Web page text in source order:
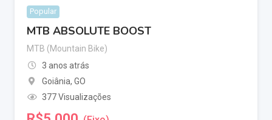
Popular
MTB ABSOLUTE BOOST
MTB (Mountain Bike)
3 anos atrás
Goiânia, GO
377 Visualizações